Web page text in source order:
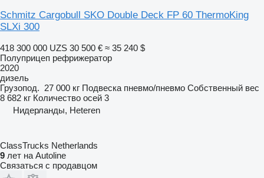
Schmitz Cargobull SKO Double Deck FP 60 ThermoKing
SLXi 300
418 300 000 UZS 30 500 € ≈ 35 240 $
Полуприцеп рефрижератор
2020
дизель
Грузопод. 27 000 кг Подвеска пневмо/пневмо Собственный вес
8 682 кг Количество осей 3
Нидерланды, Heteren
ClassTrucks Netherlands
9 лет на Autoline
Связаться с продавцом